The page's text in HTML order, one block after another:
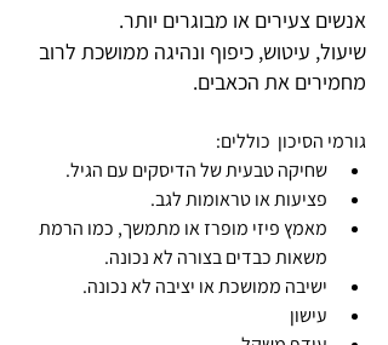
אנשים צעירים או מבוגרים יותר.
שיעול, עיטוש, כיפוף ונהיגה ממושכת לרוב
מחמירים את הכאבים.
גורמי הסיכון  כוללים:
שחיקה טבעית של הדיסקים עם הגיל.
פציעות או טראומות לגב.
מאמץ פיזי מופרז או מתמשך, כמו הרמת
משאות כבדים בצורה לא נכונה.
ישיבה ממושכת או יציבה לא נכונה.
עישון